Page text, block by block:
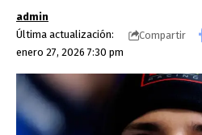
Última actualización:
enero 27, 2026 7:30 pm
admin
Compartir